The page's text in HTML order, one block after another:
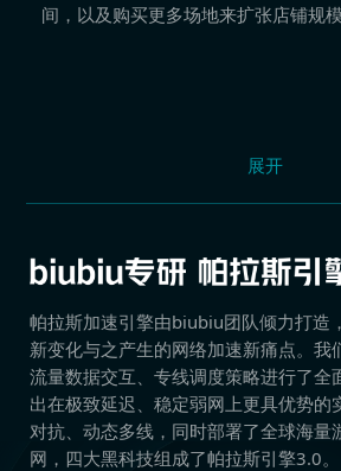
间，以及购买更多场地来扩张店铺规
展开
帕拉斯加速引擎由biubiu团队倾力打造
新变化与之产生的网络加速新痛点。我
流量数据交互、专线调度策略进行了全
出在极致延迟、稳定弱网上更具优势的
对抗、动态多线，同时部署了全球海量
网，四大黑科技组成了帕拉斯引擎3.0。